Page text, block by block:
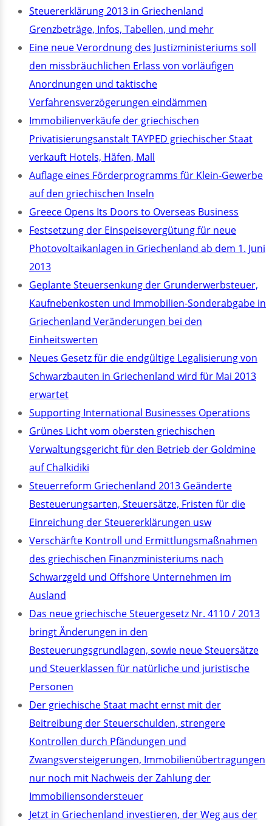
Steuererklärung 2013 in Griechenland
Grenzbeträge, Infos, Tabellen, und mehr
Eine neue Verordnung des Justizministeriums soll
den missbräuchlichen Erlass von vorläufigen
Anordnungen und taktische
Verfahrensverzögerungen eindämmen
Immobilienverkäufe der griechischen
Privatisierungsanstalt TAYPED griechischer Staat
verkauft Hotels, Häfen, Mall
Auflage eines Förderprogramms für Klein-Gewerbe
auf den griechischen Inseln
Greece Opens Its Doors to Overseas Business
Festsetzung der Einspeisevergütung für neue
Photovoltaikanlagen in Griechenland ab dem 1. Juni
2013
Geplante Steuersenkung der Grunderwerbsteuer,
Kaufnebenkosten und Immobilien-Sonderabgabe in
Griechenland Veränderungen bei den
Einheitswerten
Neues Gesetz für die endgültige Legalisierung von
Schwarzbauten in Griechenland wird für Mai 2013
erwartet
Supporting International Businesses Operations
Grünes Licht vom obersten griechischen
Verwaltungsgericht für den Betrieb der Goldmine
auf Chalkidiki
Steuerreform Griechenland 2013 Geänderte
Besteuerungsarten, Steuersätze, Fristen für die
Einreichung der Steuererklärungen usw
Verschärfte Kontroll und Ermittlungsmaßnahmen
des griechischen Finanzministeriums nach
Schwarzgeld und Offshore Unternehmen im
Ausland
Das neue griechische Steuergesetz Nr. 4110 / 2013
bringt Änderungen in den
Besteuerungsgrundlagen, sowie neue Steuersätze
und Steuerklassen für natürliche und juristische
Personen
Der griechische Staat macht ernst mit der
Beitreibung der Steuerschulden, strengere
Kontrollen durch Pfändungen und
Zwangsversteigerungen, Immobilienübertragungen
nur noch mit Nachweis der Zahlung der
Immobiliensondersteuer
Jetzt in Griechenland investieren, der Weg aus der